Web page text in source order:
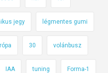
jegy légmentes gumi
30 volánbusz
IAA tuning Forma-1